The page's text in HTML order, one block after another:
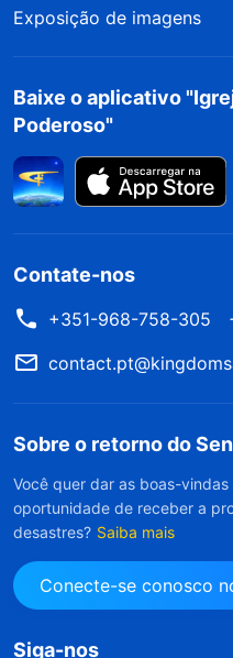
Exposição de imagens
Baixe o aplicativo
Poderoso"
Contate-nos
+351-968-758-305
Sobre o retorno do
Você quer dar as boas-
oportunidade de receber a
desastres? Saiba mais
Conecte-se conosco
Siga-nos